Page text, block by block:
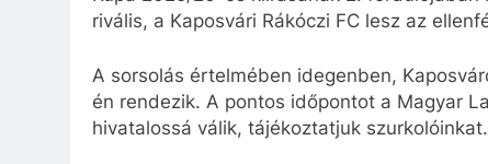
rivális, a Kaposvári Rákóczi FC lesz az
A sorsolás értelmében idegenben,
én rendezik. A pontos időpontot a Magyar
hivatalossá válik, tájékoztatjuk szurkolóinkat.